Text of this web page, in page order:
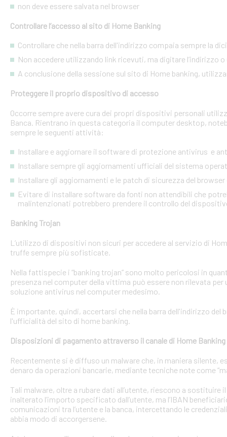
non deve essere salvata nel browser
Controllare l’accesso al sito di Home Banking
Controllare che nella barra dell'indirizzo compaia sempre la
Non accedere utilizzando link ricevuti, ma digitare l’indirizzo
A conclusione della sessione sul sito di Home banking,
Proteggere il proprio dispositivo di accesso
Occorre sempre avere cura dei propri dispositivi personali
Banca. Rientrano in questa categoria il computer desktop,
sempre le seguenti attività:
Installare e aggiornare il software di protezione antivirus e
Installare sempre gli aggiornamenti ufficiali del sistema
Installare gli aggiornamenti e le patch di sicurezza del
Evitare di installare software da fonti non attendibili che
malintenzionati potrebbero prendere il controllo del
Banking Trojan
L’utilizzo di dispositivi non sicuri per accedere al servizio di
truffe sempre più sofisticate.
Nella fattispecie i “banking trojan” sono molto pericolosi in
presenza nel computer della vittima può essere non rilevata
soluzione antivirus nel computer medesimo.
È importante, quindi, accertarsi che nella barra dell'indirizzo
l'ufficialità del sito di home banking.
Disposizioni di pagamento attraverso il canale di Home Banking
Recentemente si è diffuso un malware che, in maniera silente,
denaro da operazioni bancarie, mediante tecniche note come
Tali malware, oltre a rubare dati all’utente, riescono a
inalterato l’importo specificato dall’utente, ma l’IBAN
comunicazioni tra l’utente e la banca, intercettando le
abbia modo di accorgersene.